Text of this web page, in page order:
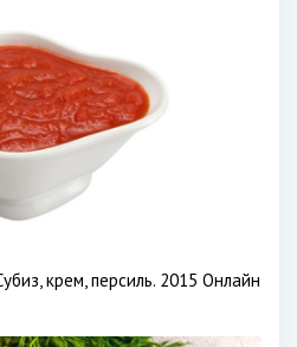
крем, персиль. 2015 Онлайн